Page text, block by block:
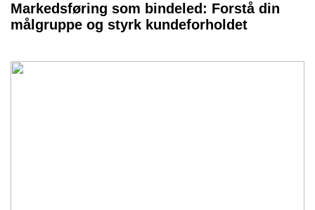
Markedsføring som bindeled: Forstå din
målgruppe og styrk kundeforholdet